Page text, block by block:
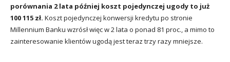
porównania 2 lata później koszt pojedynczej ugody to już
100 115 zł. Koszt pojedynczej konwersji kredytu po stronie
Millennium Banku wzrósł więc w 2 lata o ponad 81 proc., a mimo to
zainteresowanie klientów ugodą jest teraz trzy razy mniejsze.